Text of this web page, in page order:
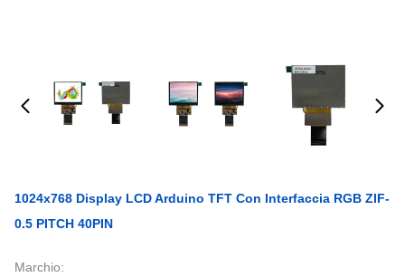
1024x768 Display LCD Arduino TFT Con Interfaccia RGB ZIF-
0.5 PITCH 40PIN
Marchio: